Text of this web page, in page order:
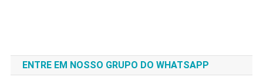
ENTRE EM NOSSO GRUPO DO WHATSAPP